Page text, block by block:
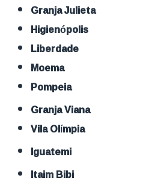
Granja Julieta
Higienópolis
Liberdade
Moema
Pompeia
Granja Viana
Vila Olímpia
Iguatemi
Itaim Bibi